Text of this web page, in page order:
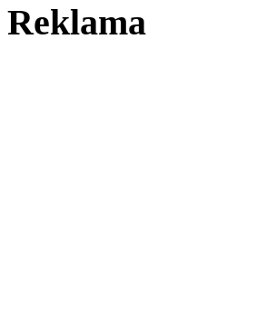
Reklama